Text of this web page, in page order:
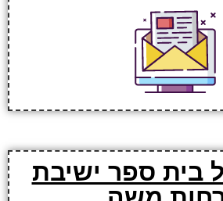
בית ספר ישיבת